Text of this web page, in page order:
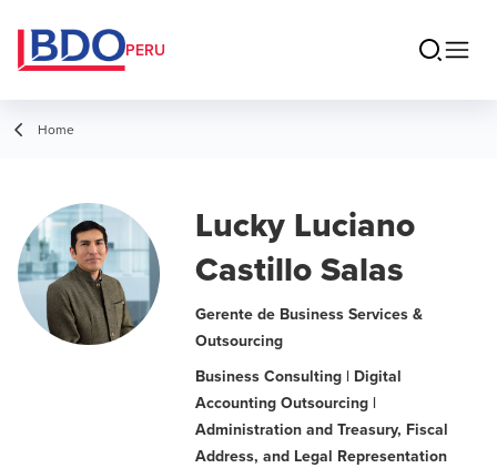
PERU
Home
Lucky Luciano
Castillo Salas
Gerente de Business Services &
Outsourcing
Business Consulting | Digital
Accounting Outsourcing |
Administration and Treasury, Fiscal
Address, and Legal Representation